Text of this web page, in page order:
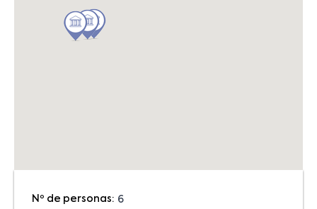
Nº de personas: 6